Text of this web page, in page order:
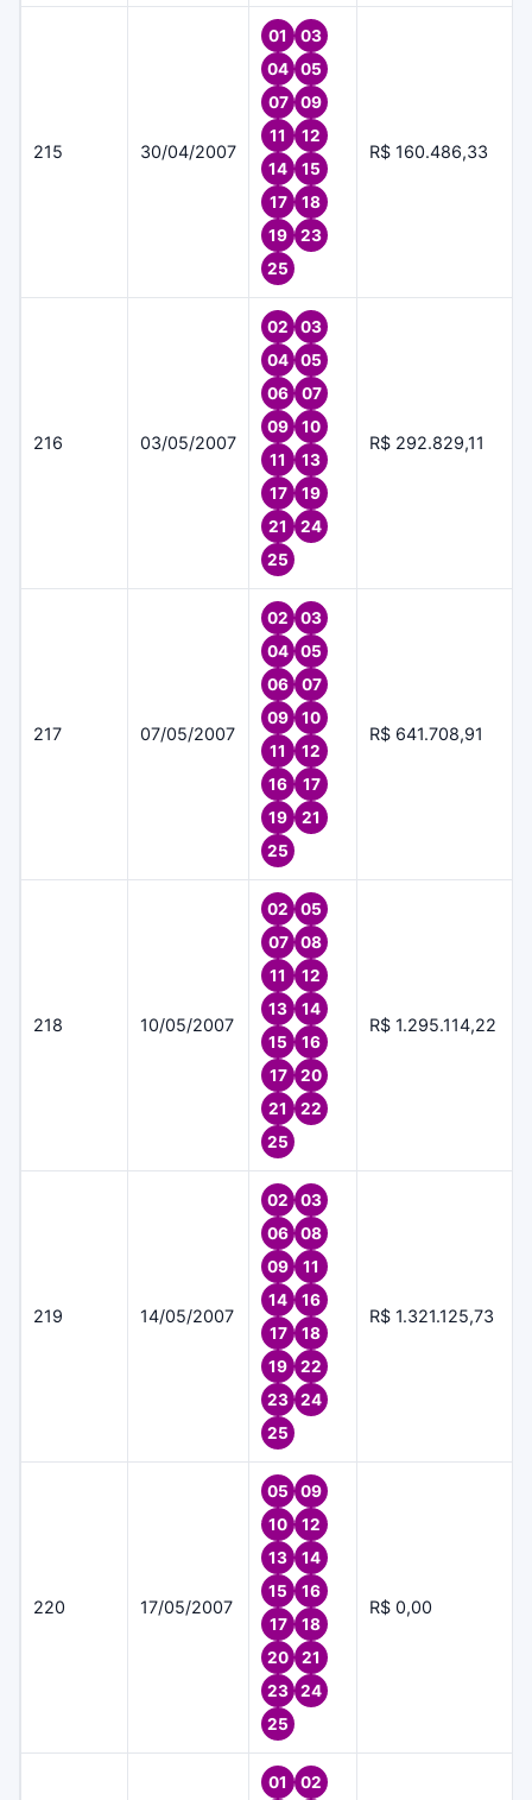
215 30/04/2007
01
03
04
05
07
09
11
12
14
15
17
18
19
23
25
R$ 160.486,33
216 03/05/2007
02
03
04
05
06
07
09
10
11
13
17
19
21
24
25
R$ 292.829,11
217 07/05/2007
02
03
04
05
06
07
09
10
11
12
16
17
19
21
25
R$ 641.708,91
218 10/05/2007
02
05
07
08
11
12
13
14
15
16
17
20
21
22
25
R$ 1.295.114,22
219 14/05/2007
02
03
06
08
09
11
14
16
17
18
19
22
23
24
25
R$ 1.321.125,73
220 17/05/2007
05
09
10
12
13
14
15
16
17
18
20
21
23
24
25
R$ 0,00
01 02